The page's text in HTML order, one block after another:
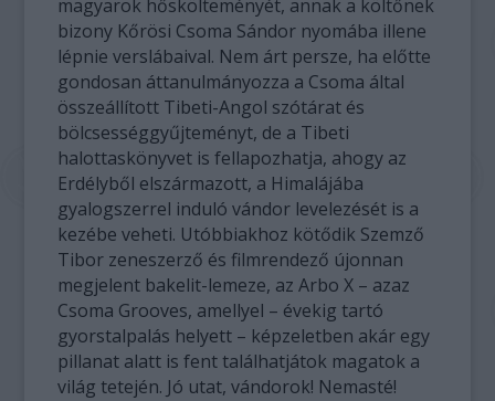
magyarok hőskölteményét, annak a költőnek
bizony Kőrösi Csoma Sándor nyomába illene
lépnie verslábaival. Nem árt persze, ha előtte
gondosan áttanulmányozza a Csoma által
összeállított Tibeti-Angol szótárat és
bölcsességgyűjteményt, de a Tibeti
halottaskönyvet is fellapozhatja, ahogy az
Erdélyből elszármazott, a Himalájába
gyalogszerrel induló vándor levelezését is a
kezébe veheti. Utóbbiakhoz kötődik Szemző
Tibor zeneszerző és filmrendező újonnan
megjelent bakelit-lemeze, az Arbo X – azaz
Csoma Grooves, amellyel – évekig tartó
gyorstalpalás helyett – képzeletben akár egy
pillanat alatt is fent találhatjátok magatok a
világ tetején. Jó utat, vándorok! Nemasté!